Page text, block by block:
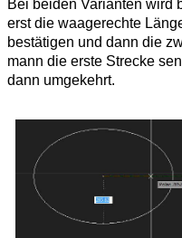
Bei beiden Varianten wird
erst die waagerechte
bestätigen und dann die
mann die erste Strecke
dann umgekehrt.